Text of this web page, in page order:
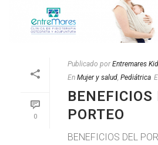
0
Publicado por Entremares
En Mujer y salud, Pediátrica
BENEFICIOS
PORTEO
BENEFICIOS DEL